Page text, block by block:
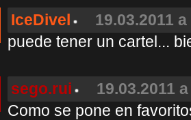
IceDivel
19.03.2011
puede tener un cartel...
sego.rui
19.03.2011
Como se pone en